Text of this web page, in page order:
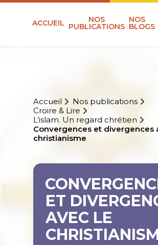
ACCUEIL NOS
PUBLICATIONS
NOS
BLOGS
Accueil
Nos publications
Croire & Lire
L’islam. Un regard chrétien
Convergences et divergences
christianisme
ET
AVEC LE